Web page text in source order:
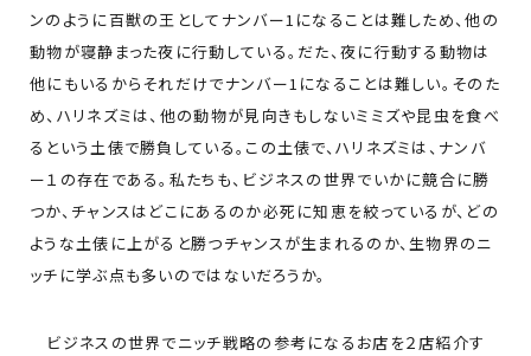
ンのように百獣の王としてナンバー1になることは難しため、他の
動物が寝静まった夜に行動している。だた、夜に行動する動物は
他にもいるからそれだけでナンバー1になることは難しい。そのた
め、ハリネズミは、他の動物が見向きもしないミミズや昆虫を食べ
るという土俵で勝負している。この土俵で、ハリネズミは、ナンバ
ー１の存在である。私たちも、ビジネスの世界でいかに競合に勝
つか、チャンスはどこにあるのか必死に知恵を絞っているが、どの
ような土俵に上がると勝つチャンスが生まれるのか、生物界のニ
ッチに学ぶ点も多いのではないだろうか。
ビジネスの世界でニッチ戦略の参考になるお店を２店紹介す